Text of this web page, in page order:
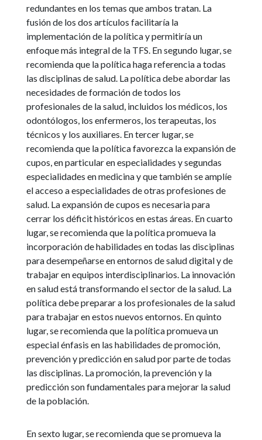
redundantes en los temas que ambos tratan. La
fusión de los dos artículos facilitaría la
implementación de la política y permitiría un
enfoque más integral de la TFS. En segundo lugar, se
recomienda que la política haga referencia a todas
las disciplinas de salud. La política debe abordar las
necesidades de formación de todos los
profesionales de la salud, incluidos los médicos, los
odontólogos, los enfermeros, los terapeutas, los
técnicos y los auxiliares. En tercer lugar, se
recomienda que la política favorezca la expansión de
cupos, en particular en especialidades y segundas
especialidades en medicina y que también se amplíe
el acceso a especialidades de otras profesiones de
salud. La expansión de cupos es necesaria para
cerrar los déficit históricos en estas áreas. En cuarto
lugar, se recomienda que la política promueva la
incorporación de habilidades en todas las disciplinas
para desempeñarse en entornos de salud digital y de
trabajar en equipos interdisciplinarios. La innovación
en salud está transformando el sector de la salud. La
política debe preparar a los profesionales de la salud
para trabajar en estos nuevos entornos. En quinto
lugar, se recomienda que la política promueva un
especial énfasis en las habilidades de promoción,
prevención y predicción en salud por parte de todas
las disciplinas. La promoción, la prevención y la
predicción son fundamentales para mejorar la salud
de la población.
En sexto lugar, se recomienda que se promueva la